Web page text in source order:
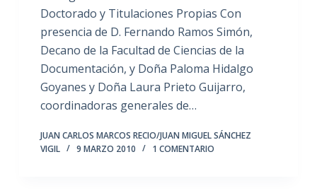
Doctorado y Titulaciones Propias Con
presencia de D. Fernando Ramos Simón,
Decano de la Facultad de Ciencias de la
Documentación, y Doña Paloma Hidalgo
Goyanes y Doña Laura Prieto Guijarro,
coordinadoras generales de…
JUAN CARLOS MARCOS RECIO/JUAN MIGUEL SÁNCHEZ
VIGIL
9 MARZO 2010 1 COMENTARIO